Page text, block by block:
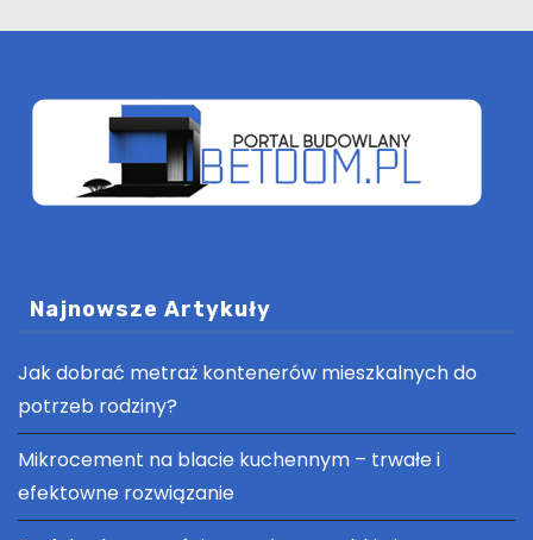
Najnowsze Artykuły
Jak dobrać metraż kontenerów mieszkalnych do
potrzeb rodziny?
Mikrocement na blacie kuchennym – trwałe i
efektowne rozwiązanie